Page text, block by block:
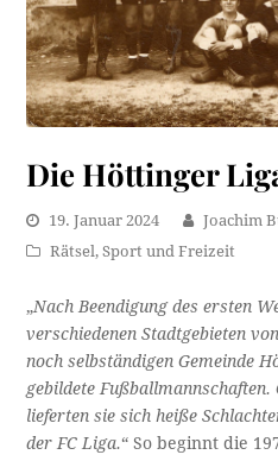
Die Höttinger
19. Januar 2024
Joachim
Rätsel,Sport und Freizeit
„Nach Beendigung des ersten
verschiedenen Stadtgebieten
noch selbständigen Gemeinde
gebildete
lieferten sie sich heiße
der FC Liga.“ So beginnt die